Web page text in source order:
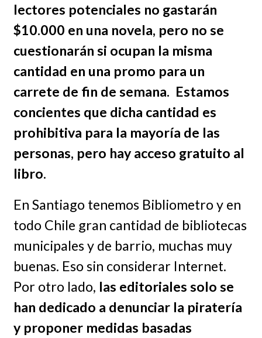
lectores potenciales no gastarán
$10.000 en una novela, pero no se
cuestionarán si ocupan la misma
cantidad en una promo para un
carrete de fin de semana. Estamos
concientes que dicha cantidad es
prohibitiva para la mayoría de las
personas, pero hay acceso gratuito al
libro.
En Santiago tenemos Bibliometro y en
todo Chile gran cantidad de bibliotecas
municipales y de barrio, muchas muy
buenas. Eso sin considerar Internet.
Por otro lado, las editoriales solo se
han dedicado a denunciar la piratería
y proponer medidas basadas